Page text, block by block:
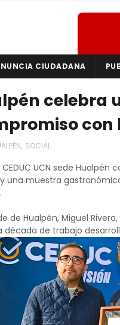
CIUDADANA
celebra
, SOCIAL
UCN sede
una muestra
de Hualpén, Miguel
de trabajo